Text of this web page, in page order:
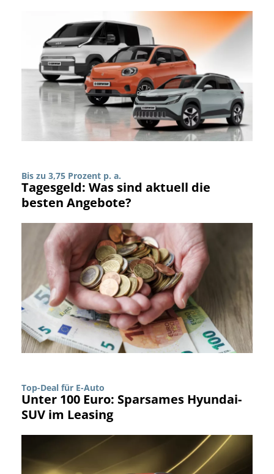
Bis zu 3,75 Prozent p. a.
Tagesgeld: Was sind aktuell die
besten Angebote?
Top-Deal für E-Auto
Unter 100 Euro: Sparsames Hyundai-
SUV im Leasing